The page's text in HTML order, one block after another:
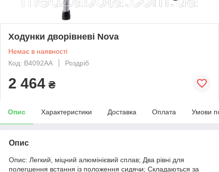
Ходунки дворівневі Nova
Немає в наявності
Код: В4092АА
Роздріб
2 464 ₴
Опис Характеристики Доставка Оплата Умови
Опис
Опис: Легкий, міцний алюмінієвий сплав; Два рівні для
полегшення встання із положення сидячи; Складаються за